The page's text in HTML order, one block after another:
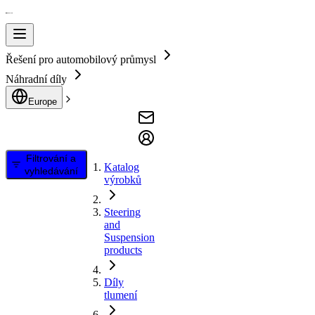
Řešení pro automobilový průmysl
Náhradní díly
Europe
Filtrování a
vyhledávání
Katalog
výrobků
Steering
and
Suspension
products
Díly
tlumení